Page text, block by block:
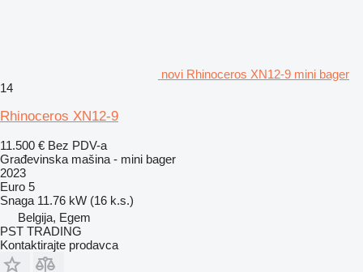
novi Rhinoceros XN12-9 mini bager
14
Rhinoceros XN12-9
11.500 € Bez PDV-a
Građevinska mašina - mini bager
2023
Euro 5
Snaga 11.76 kW (16 k.s.)
Belgija, Egem
PST TRADING
Kontaktirajte prodavca